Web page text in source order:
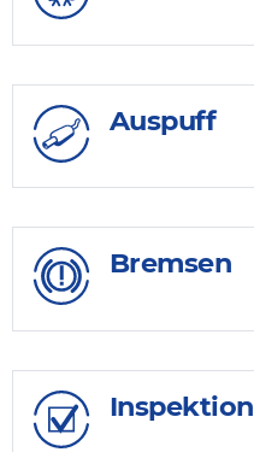
Auspuff
Bremsen
Inspektion